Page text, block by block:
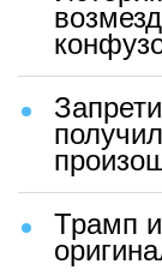
Трамп